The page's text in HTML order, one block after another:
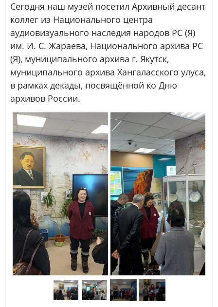
Сегодня наш музей посетил Архивный десант
коллег из Национального центра
аудиовизуального наследия народов РС (Я)
им. И. С. Жараева, Национального архива РС
(Я), муниципального архива г. Якутск,
муниципального архива Хангаласского улуса,
в рамках декады, посвящённой ко Дню
архивов России.